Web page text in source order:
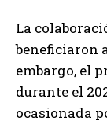
La
beneficiaron
embargo, el
durante el
ocasionada